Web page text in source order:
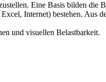
Eine Basis bilden die
Internet) bestehen. Aus
und visuellen Belastbarkeit.